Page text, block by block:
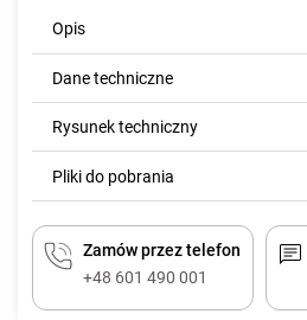
Opis
Dane techniczne
Rysunek techniczny
Pliki do pobrania
Zamów przez telefon
+48 601 490 001